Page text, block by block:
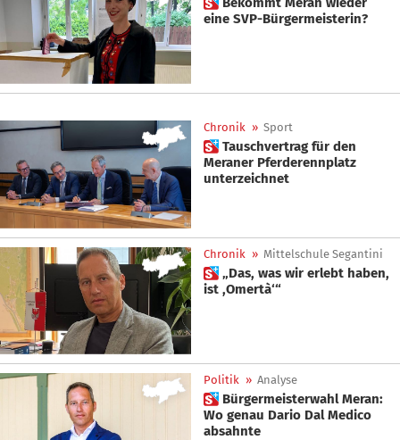
eine SVP-Bürgermeisterin?
Chronik » Sport
 Tauschvertrag für den
Meraner Pferderennplatz
unterzeichnet
Chronik » Mittelschule Segantini
 „Das, was wir erlebt haben,
ist ,Omertà‘“
Politik » Analyse
 Bürgermeisterwahl Meran:
Wo genau Dario Dal Medico
absahnte